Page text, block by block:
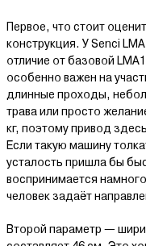
Первое, что стоит
конструкция. У Senci
отличие от базовой
особенно важен на
длинные проходы,
трава или просто
кг, поэтому привод
Если такую машину
усталость пришла бы
воспринимается
человек задаёт
Второй параметр —